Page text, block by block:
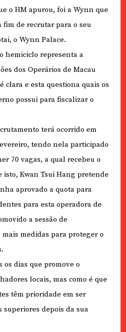
o HM apurou, foi a Wynn que
fim de recrutar para o seu
o Wynn Palace.
hemiciclo representa a
dos Operários de Macau
clara e esta questiona quais os
possui para fiscalizar o
terá ocorrido em
tendo nela participado
70 vagas, a qual recebeu o
isto, Kwan Tsui Hang pretende
aprovado a quota para
para esta operadora de
a sessão de
medidas para proteger o
os dias que promove o
locais, mas como é que
têm prioridade em ser
superiores depois da sua